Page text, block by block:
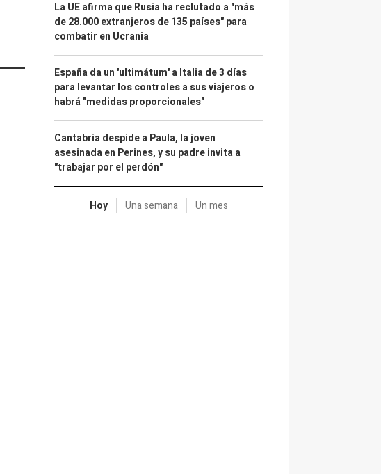
La UE afirma que Rusia ha reclutado a "más
de 28.000 extranjeros de 135 países" para
combatir en Ucrania
España da un 'ultimátum' a Italia de 3 días
para levantar los controles a sus viajeros o
habrá "medidas proporcionales"
Cantabria despide a Paula, la joven
asesinada en Perines, y su padre invita a
"trabajar por el perdón"
Hoy Una semana Un mes